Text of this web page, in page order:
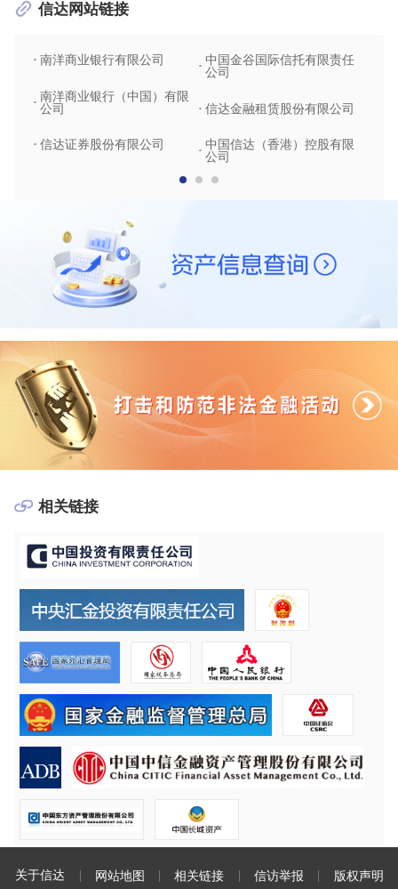
信达网站链接
南洋商业银行有限公司
南洋商业银行（中国）有限
公司
信达证券股份有限公司
中国金谷国际信托有限责任
公司
信达金融租赁股份有限公司
中国信达（香港）控股有限
公司
相关链接
关于信达 网站地图 相关链接 信访举报 版权声明